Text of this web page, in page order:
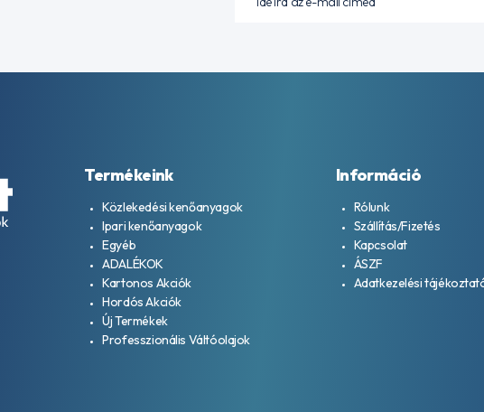
Termékeink
Közlekedési kenőanyagok
Ipari kenőanyagok
Egyéb
ADALÉKOK
Kartonos Akciók
Hordós Akciók
Új Termékek
Professzionális Váltóolajok
Információ
Rólunk
Szállítás/Fizetés
Kapcsolat
ÁSZF
Adatkezelési